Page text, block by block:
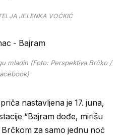
JELENKA VOĆKIĆ
mladih (Foto: Perspektiva Brčko /
nastavljena je 17. juna,
“Bajram dođe, mirišu
za samo jednu noć